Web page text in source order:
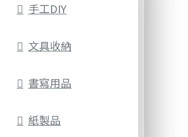
手工DIY
文具收納
書寫用品
紙製品